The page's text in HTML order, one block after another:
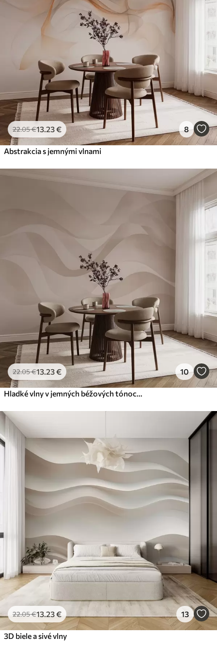
Premium
34.00
65 39.00€/m²
Peel and Stick
81 .6749 .00 € /m²
22.05€13 .23€ 8
Abstrakcia s jemnými vlnami
22.05€13 .23€ 10
22.05€13 .23€ 13
3D biele a sivé vlny